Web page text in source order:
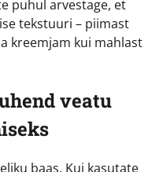
puhul arvestage, et
tekstuuri – piimast
kreemjam kui mahlast
veatu
baas. Kui kasutate